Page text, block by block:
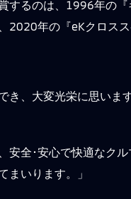
するのは、1996年の
2020年の『eKクロス
き、大変光栄に思い
安全･安心で快適なク
まいります。」